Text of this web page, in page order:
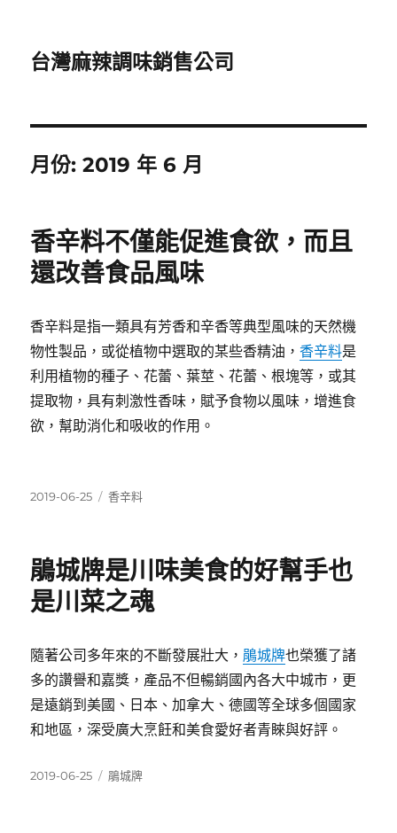
台灣麻辣調味銷售公司
月份:2019 年 6 月
香辛料不僅能促進食欲，而且
還改善食品風味
香辛料是指一類具有芳香和辛香等典型風味的天然機
物性製品，或從植物中選取的某些香精油，香辛料是
利用植物的種子、花蕾、葉莖、花蕾、根塊等，或其
提取物，具有刺激性香味，賦予食物以風味，增進食
欲，幫助消化和吸收的作用。
發
2019-06-25
分
香辛料
鵑城牌是川味美食的好幫手也
是川菜之魂
隨著公司多年來的不斷發展壯大，鵑城牌也榮獲了諸
多的讚譽和嘉獎，產品不但暢銷國內各大中城市，更
是遠銷到美國、日本、加拿大、德國等全球多個國家
和地區，深受廣大烹飪和美食愛好者青睞與好評。
發
2019-06-25
分
鵑城牌